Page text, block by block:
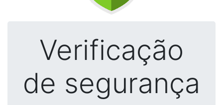
Verificação
de segurança